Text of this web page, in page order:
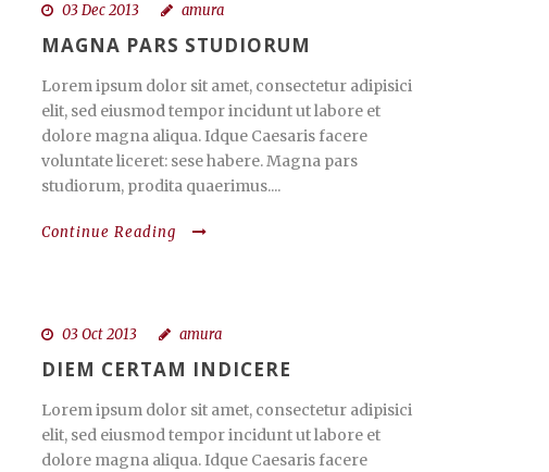
03 Dec 2013 amura
MAGNA PARS STUDIORUM
Lorem ipsum dolor sit amet, consectetur adipisici
elit, sed eiusmod tempor incidunt ut labore et
dolore magna aliqua. Idque Caesaris facere
voluntate liceret: sese habere. Magna pars
studiorum, prodita quaerimus....
Continue Reading
03 Oct 2013 amura
DIEM CERTAM INDICERE
Lorem ipsum dolor sit amet, consectetur adipisici
elit, sed eiusmod tempor incidunt ut labore et
dolore magna aliqua. Idque Caesaris facere